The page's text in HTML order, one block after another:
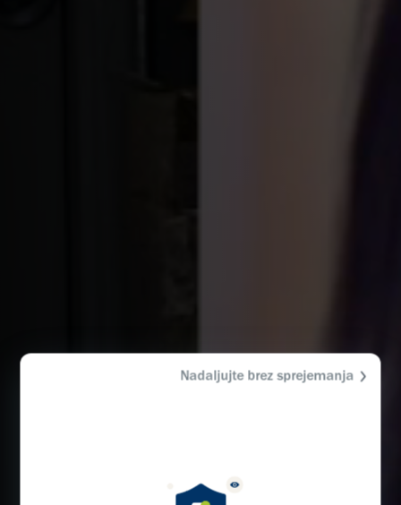
Nadaljujte brez sprejemanja